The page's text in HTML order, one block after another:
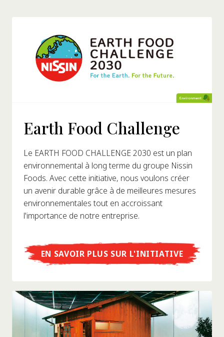
Earth Food Challenge
Le EARTH FOOD CHALLENGE 2030 est un plan
environnemental à long terme du groupe Nissin
Foods. Avec cette initiative, nous voulons créer
un avenir durable grâce à de meilleures mesures
environnementales tout en accroissant
l'importance de notre entreprise.
EN SAVOIR PLUS SUR L'INITIATIVE